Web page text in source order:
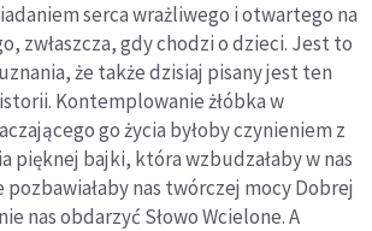
serca wrażliwego i otwartego na
zwłaszcza, gdy chodzi o dzieci. Jest to
że także dzisiaj pisany jest ten
Kontemplowanie żłóbka w
go życia byłoby czynieniem z
pięknej bajki, która wzbudzałaby w nas
nas twórczej mocy Dobrej
nas obdarzyć Słowo Wcielone. A